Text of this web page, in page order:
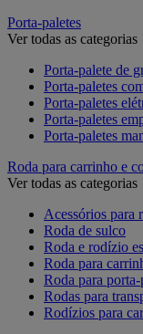
Porta-paletes
Ver todas as categorias
Porta-palete de
Porta-paletes
Porta-paletes
Porta-paletes
Porta-paletes
Roda para carrinho e
Ver todas as categorias
Acessórios para
Roda de sulco
Roda e rodízio
Roda para
Roda para
Rodas para
Rodízios para